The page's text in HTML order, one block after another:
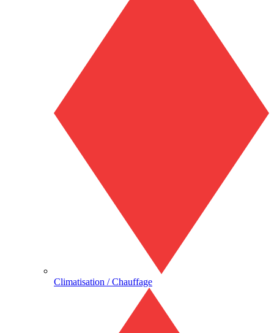
Climatisation / Chauffage